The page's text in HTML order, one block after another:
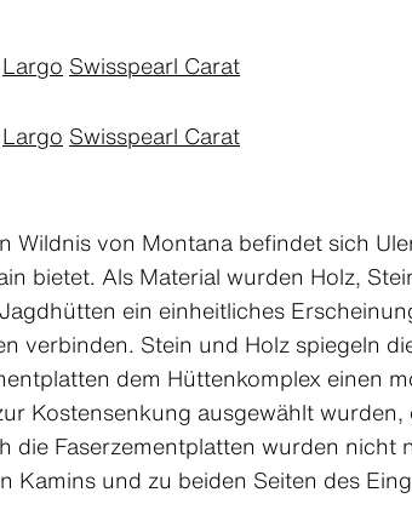
Largo Swisspearl Carat
Largo Swisspearl Carat
von Montana befindet sich
bietet. Als Material wurden Holz,
ein einheitliches
verbinden. Stein und Holz spiegeln
dem Hüttenkomplex einen
Kostensenkung ausgewählt
die Faserzementplatten wurden
Kamins und zu beiden Seiten des